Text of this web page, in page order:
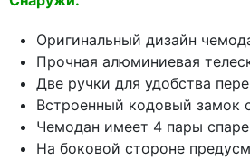
Оригинальный дизайн
Прочная алюминиевая
Две ручки для удобства
Встроенный кодовый замок
Чемодан имеет 4 пары
На боковой стороне